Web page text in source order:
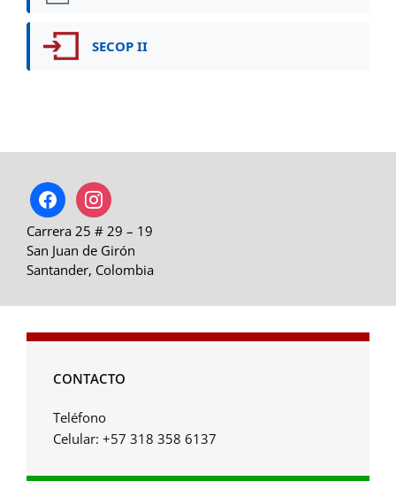
SECOP II
facebookinstagram
Carrera 25 # 29 – 19
San Juan de Girón
Santander, Colombia
CONTACTO
Teléfono
Celular: +57 318 358 6137